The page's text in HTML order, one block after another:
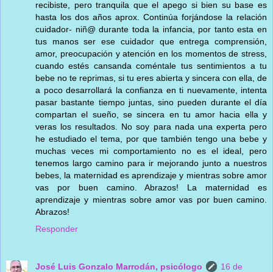
recibiste, pero tranquila que el apego si bien su base es
hasta los dos años aprox. Continúa forjándose la relación
cuidador- niñ@ durante toda la infancia, por tanto esta en
tus manos ser ese cuidador que entrega comprensión,
amor, preocupación y atención en los momentos de stress,
cuando estés cansanda coméntale tus sentimientos a tu
bebe no te reprimas, si tu eres abierta y sincera con ella, de
a poco desarrollará la confianza en ti nuevamente, intenta
pasar bastante tiempo juntas, sino pueden durante el día
compartan el sueño, se sincera en tu amor hacia ella y
veras los resultados. No soy para nada una experta pero
he estudiado el tema, por que también tengo una bebe y
muchas veces mi comportamiento no es el ideal, pero
tenemos largo camino para ir mejorando junto a nuestros
bebes, la maternidad es aprendizaje y mientras sobre amor
vas por buen camino. Abrazos! La maternidad es
aprendizaje y mientras sobre amor vas por buen camino.
Abrazos!
Responder
José Luis Gonzalo Marrodán, psicólogo
16 de